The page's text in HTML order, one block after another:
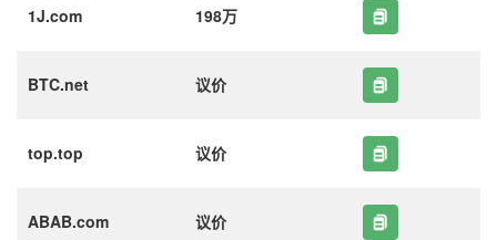
1J.com 198万
BTC.net 议价
top.top 议价
ABAB.com 议价